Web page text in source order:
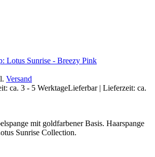
Lotus Sunrise - Breezy Pink
Versand
Lieferbar | Lieferzeit: ca.
mit goldfarbener Basis. Haarspange
Sunrise Collection.